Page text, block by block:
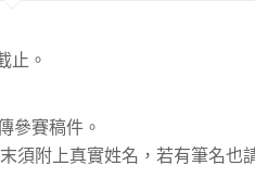
止。
參賽稿件。
須附上真實姓名，若有筆名也